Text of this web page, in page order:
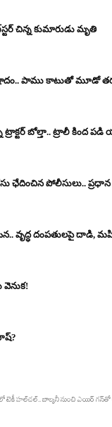
చిన్న కుమారుడు మృతి
పాము కాటుతో మూడో
ట్రాక్టర్ బోల్తా.. ట్రాలీ కింద పడి
ఛేదించిన పోలీసులు.. ప్రధాన
వృద్ధ దంపతులపై దాడి,
వెనుక!